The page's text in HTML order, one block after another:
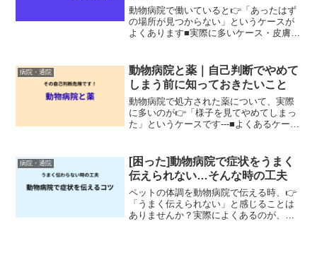
動物病院で働いていると👉「あったはず
の場所が見つからない」というケースが
よくあります■実際に多いケース・皮膚
あります👉しこりは検査や手術が必要に
なるケースもあります費用...
病院・通院
動物病院と薬｜自己判断でやめて
しまう前に知っておきたいこと
動物病院で処方された薬について、実際
に多いのが👉「様子を見てやめてしまっ
た」というケースです---■よくあるケース
ていました」とお話を聞くことがありま
すただこの場合、👉...
病院・通院
[困った]動物病院で症状をうまく
伝えられない…そんな時の工夫
ペットの体調を動物病院で伝える時、👉
「うまく伝えられない」と感じることは
ありませんか？実際によくあるのが、👉